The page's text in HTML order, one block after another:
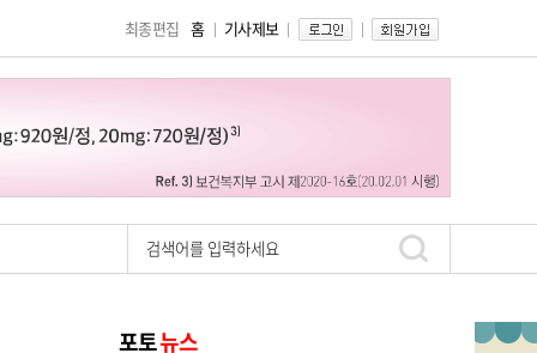
홈 기사제보
최종편집